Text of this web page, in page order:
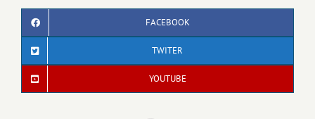
FACEBOOK
TWITER
YOUTUBE